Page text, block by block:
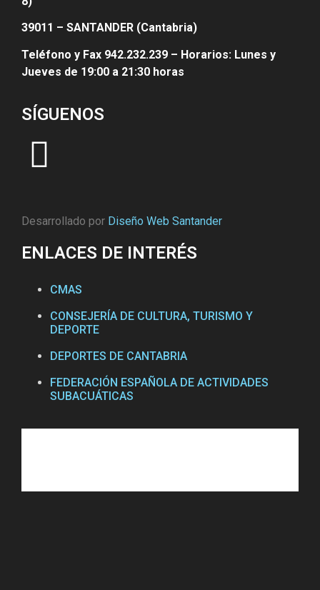
39011 – SANTANDER (Cantabria)
Teléfono y Fax 942.232.239 – Horarios: Lunes y
Jueves de 19:00 a 21:30 horas
SÍGUENOS
Desarrollado por Diseño Web Santander
ENLACES DE INTERÉS
CMAS
CONSEJERÍA DE CULTURA, TURISMO Y
DEPORTE
DEPORTES DE CANTABRIA
FEDERACIÓN ESPAÑOLA DE ACTIVIDADES
SUBACUÁTICAS